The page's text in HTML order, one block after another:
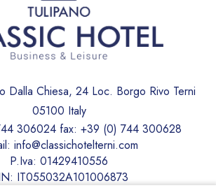
Dalla Chiesa, 24 Loc. Borgo Rivo Terni
05100 Italy
306024fax: +39 (0) 744 300628
info@classichotelterni.com
P.Iva: 01429410556
IT055032A101006873